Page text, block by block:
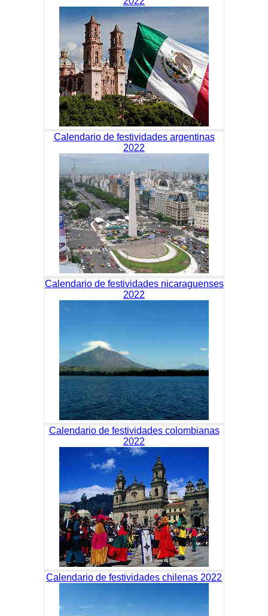
Calendario de festividades argentinas
2022
Calendario de festividades nicaraguenses
2022
Calendario de festividades colombianas
2022
Calendario de festividades chilenas 2022